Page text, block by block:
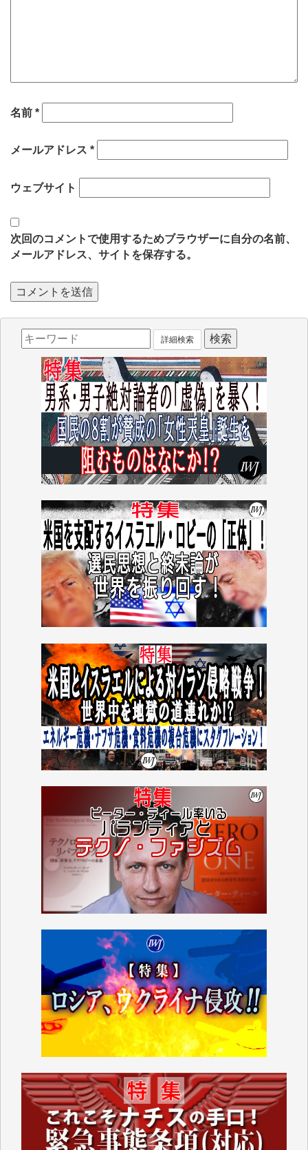
名前 *
メールアドレス *
ウェブサイト
次回のコメントで使用するためブラウザーに自分の名前、
メールアドレス、サイトを保存する。
詳細検索